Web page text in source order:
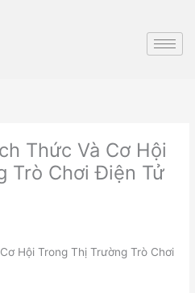
Thức Và Cơ Hội
Trò Chơi Điện Tử
Hội Trong Thị Trường Trò Chơi